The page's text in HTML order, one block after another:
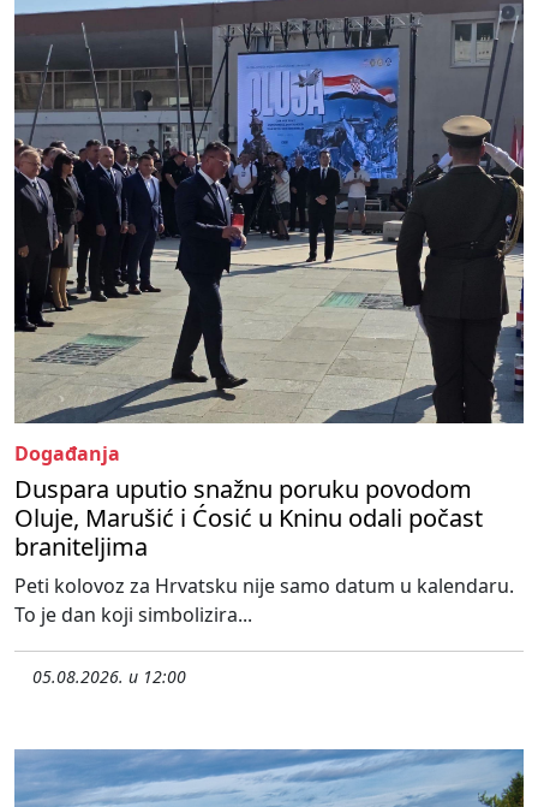
Događanja
Duspara uputio snažnu poruku povodom
Oluje, Marušić i Ćosić u Kninu odali počast
braniteljima
Peti kolovoz za Hrvatsku nije samo datum u kalendaru.
To je dan koji simbolizira...
05.08.2026. u 12:00